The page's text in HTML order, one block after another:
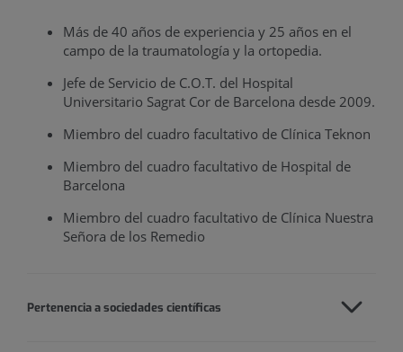
Más de 40 años de experiencia y 25 años en el
campo de la traumatología y la ortopedia.
Jefe de Servicio de C.O.T. del Hospital
Universitario Sagrat Cor de Barcelona desde 2009.
Miembro del cuadro facultativo de Clínica Teknon
Miembro del cuadro facultativo de Hospital de
Barcelona
Miembro del cuadro facultativo de Clínica Nuestra
Señora de los Remedio
Pertenencia a sociedades científicas